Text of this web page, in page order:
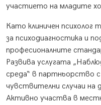
участието на младите
Като клиничен психолог
за психодиагностика и
професионалните
Развива услугата
среда“ в партньорство
чувствителни случаи на
Активно участва в